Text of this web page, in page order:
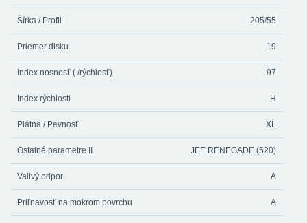
Šírka / Profil 205/55
Priemer disku 19
Index nosnosť ( /rýchlosť) 97
Index rýchlosti H
Plátna / Pevnosť XL
Ostatné parametre II. JEE RENEGADE (520)
Valivý odpor A
Priľnavosť na mokrom povrchu A